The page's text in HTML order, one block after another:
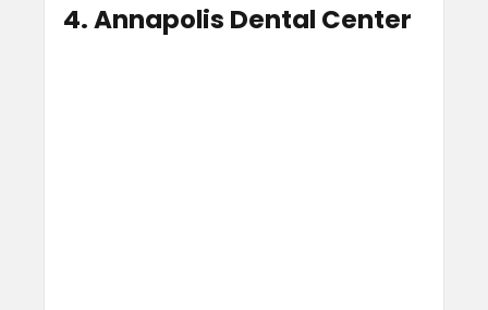
4. Annapolis Dental Center